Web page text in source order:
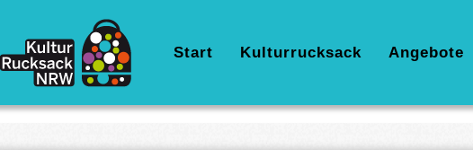
Hauptnavigation
Start Kulturrucksack Angebote